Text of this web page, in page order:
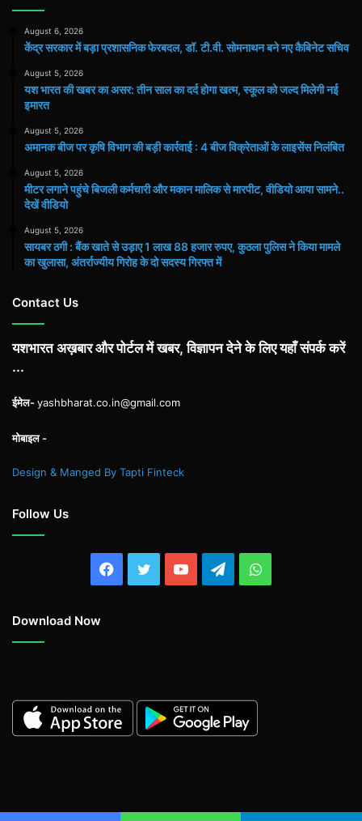
August 6, 2026
केंद्र सरकार में बड़ा प्रशासनिक फेरबदल, डॉ. टी.वी. सोमनाथन बने नए कैबिनेट सचिव
August 5, 2026
यश भारत की खबर का असर: तीन साल का दर्द होगा खत्म, स्कूल को जल्द मिलेगी नई
इमारत
August 5, 2026
अमानक बीज पर कृषि विभाग की बड़ी कार्रवाई : 4 बीज विक्रेताओं के लाइसेंस निलंबित
August 5, 2026
मीटर लगाने पहुंचे बिजली कर्मचारी और मकान मालिक से मारपीट, वीडियो आया सामने..
देखें वीडियो
August 5, 2026
सायबर ठगी : बैंक खाते से उड़ाए 1 लाख 88 हजार रुपए, कुठला पुलिस ने किया मामले
का खुलासा, अंतर्राज्यीय गिरोह के दो सदस्य गिरफ्त में
Contact Us
यशभारत अख़बार और पोर्टल में खबर, विज्ञापन देने के लिए यहाँ संपर्क करें
...
ईमेल-yashbharat.co.in@gmail.com
मोबाइल -
Design & Manged By Tapti Finteck
Follow Us
Facebook
TwitterYouTubeTelegramWhatsApp
Download Now